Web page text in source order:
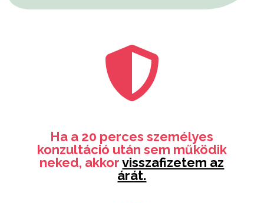

Ha a 20 perces személyes
konzultáció után sem működik
neked, akkorvisszafizetem az
árát.